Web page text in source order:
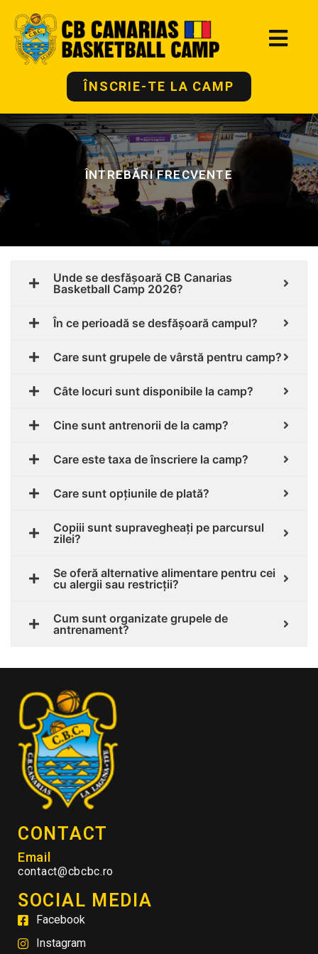
ÎNSCRIE-TE LA CAMP
ÎNTREBĂRI FRECVENTE
Unde se desfășoară CB Canarias
Basketball Camp 2026?
În ce perioadă se desfășoară campul?
Care sunt grupele de vârstă pentru camp?
Câte locuri sunt disponibile la camp?
Cine sunt antrenorii de la camp?
Care este taxa de înscriere la camp?
Care sunt opțiunile de plată?
Copiii sunt supravegheați pe parcursul
zilei?
Se oferă alternative alimentare pentru cei
cu alergii sau restricții?
Cum sunt organizate grupele de
antrenament?
CONTACT
Email
contact@cbcbc.ro
SOCIAL MEDIA
Facebook
Instagram